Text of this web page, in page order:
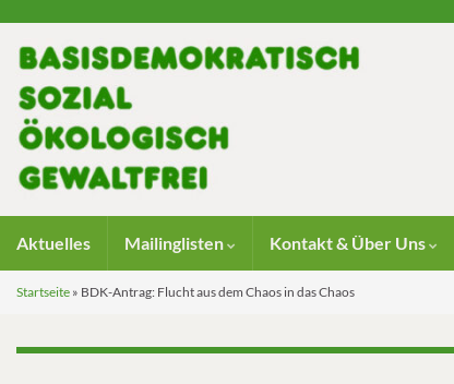
Aktuelles Mailinglisten Kontakt & Über Uns
Startseite » BDK-Antrag: Flucht aus dem Chaos in das Chaos